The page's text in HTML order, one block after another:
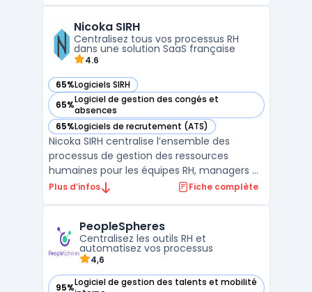
congés et absences, de gestion des
performances, de gestion des can ...
Nicoka SIRH
Centralisez tous vos processus RH
dans une solution SaaS française
4.6
65%Logiciels SIRH
— voir Nicoka SIRH dans cette catégorie
65%Logiciel de gestion des congés et
absences
— voir Nicoka SIRH dans cette catégorie
65%Logiciels de recrutement (ATS)
— voir Nicoka SIRH dans cette catégorie
Nicoka SIRH centralise l’ensemble des
processus de gestion des ressources
humaines pour les équipes RH, managers et
collaborateurs. Le logiciel traite la
contextes où la sécurisation des accès, la
conformité française et la ...
Plus d’infos Fiche complète
PeopleSpheres
Centralisez les outils RH et
automatisez vos processus
4,6
95%Logiciel de gestion des talents et mobilité